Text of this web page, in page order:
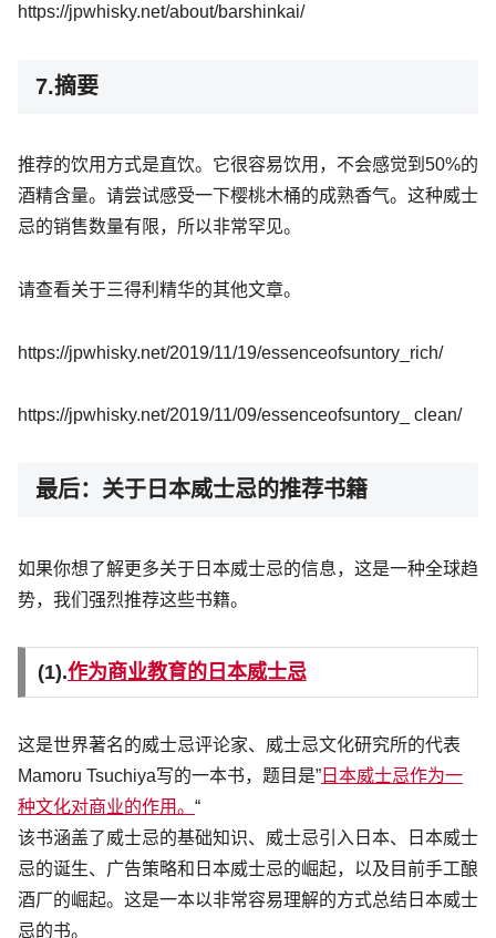
https://jpwhisky.net/about/barshinkai/
7.摘要
推荐的饮用方式是直饮。它很容易饮用，不会感觉到50%的
酒精含量。请尝试感受一下樱桃木桶的成熟香气。这种威士
忌的销售数量有限，所以非常罕见。
请查看关于三得利精华的其他文章。
https://jpwhisky.net/2019/11/19/essenceofsuntory_rich/
https://jpwhisky.net/2019/11/09/essenceofsuntory_ clean/
最后：关于日本威士忌的推荐书籍
如果你想了解更多关于日本威士忌的信息，这是一种全球趋
势，我们强烈推荐这些书籍。
(1).作为商业教育的日本威士忌
这是世界著名的威士忌评论家、威士忌文化研究所的代表
Mamoru Tsuchiya写的一本书，题目是” 日本威士忌作为一
种文化对商业的作用。 “
该书涵盖了威士忌的基础知识、威士忌引入日本、日本威士
忌的诞生、广告策略和日本威士忌的崛起，以及目前手工酿
酒厂的崛起。这是一本以非常容易理解的方式总结日本威士
忌的书。